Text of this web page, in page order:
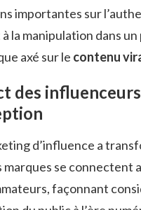
importantes sur
la manipulation dans un
axé sur le contenu
des
d’influence a
marques se connectent
façonnant